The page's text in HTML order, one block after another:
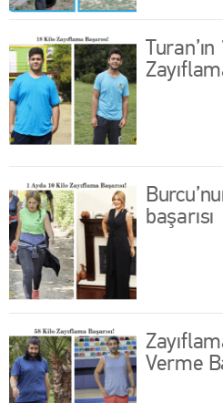
başarısı
Verme